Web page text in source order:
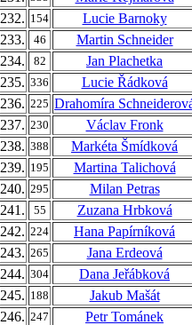
232. 154
Lucie Barnoky
233.
46
Martin Schneider
234.
82
Jan Plachetka
235. 336
Lucie Řádková
236. 225 Drahomíra
237. 230
Václav Fronk
238. 388
Markéta Šmídková
239. 195
Martina Talichová
240. 295
Milan Petras
241.
55
Zuzana Hrbková
242. 224
Hana Papírníková
243. 265
Jana Erdeová
244. 304
Dana Jeřábková
245. 188
Jakub Mašát
246. 247
Petr Tománek